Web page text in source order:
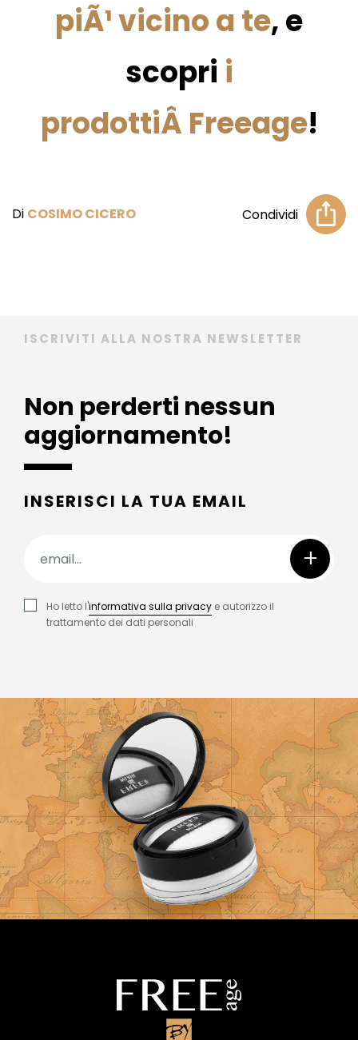
piÃ¹ vicino a te, e
scopri i
prodottiÂ Freeage!
Di COSIMO CICERO Condividi
ISCRIVITI ALLA NOSTRA NEWSLETTER
Non perderti nessun
aggiornamento!
INSERISCI LA TUA EMAIL
+
Ho letto l'informativa sulla privacy e autorizzo il
trattamento dei dati personali